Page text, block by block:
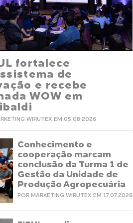
fortalece
de
e recebe
WOW em
WIRUTEX EM 05.08.2026
Conhecimento e
cooperação marcam
conclusão da Turma 1 de
Gestão da Unidade de
Produção Agropecuária
POR MARKETING WIRUTEX EM 17.07.2026